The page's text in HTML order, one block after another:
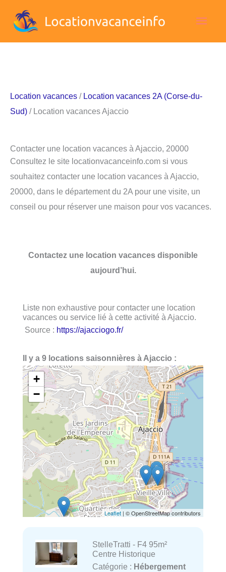
Location vacances / Location vacances 2A (Corse-du-
Sud) / Location vacances Ajaccio
Contacter une location vacances à Ajaccio, 20000
Consultez le site locationvacanceinfo.com si vous
souhaitez contacter une location vacances à Ajaccio,
20000, dans le département du 2A pour une visite, un
conseil ou pour réserver une maison pour vos vacances.
Contactez une location vacances disponible
aujourd’hui.
Liste non exhaustive pour contacter une location
vacances ou service lié à cette activité à Ajaccio.
Source : https://ajacciogo.fr/
Il y a 9 locations saisonnières à Ajaccio :
+
−
Leaflet | © OpenStreetMap contributors
StelleTratti - F4 95m²
Centre Historique
Catégorie : Hébergement